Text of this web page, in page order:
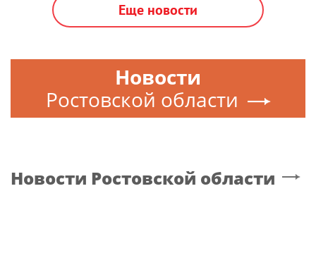
Еще новости
Новости
Ростовской области
Новости Ростовской области